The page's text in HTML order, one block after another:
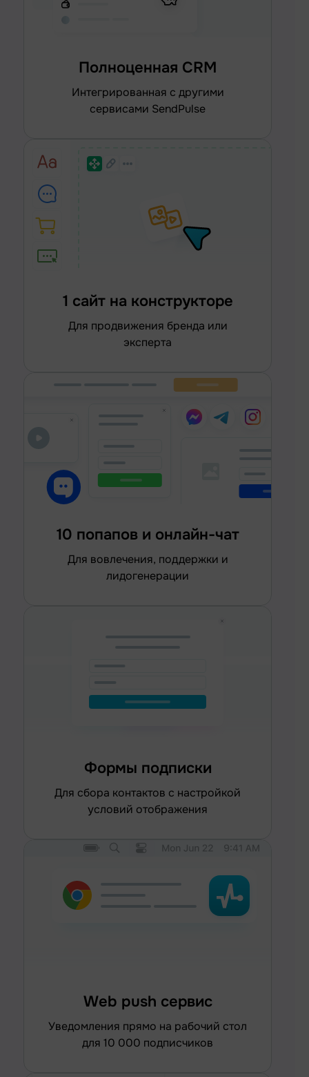
Полноценная CRM
интегрированная с другими
сервисами SendPulse
1 сайт на конструкторе
для продвижения бренда или
эксперта
10 попапов и онлайн-чат
для вовлечения, поддержки и
лидогенерации
Формы подписки
для сбора контактов с настройкой
условий отображения
Web push сервис
уведомления прямо на рабочий стол
для 10 000 подписчиков